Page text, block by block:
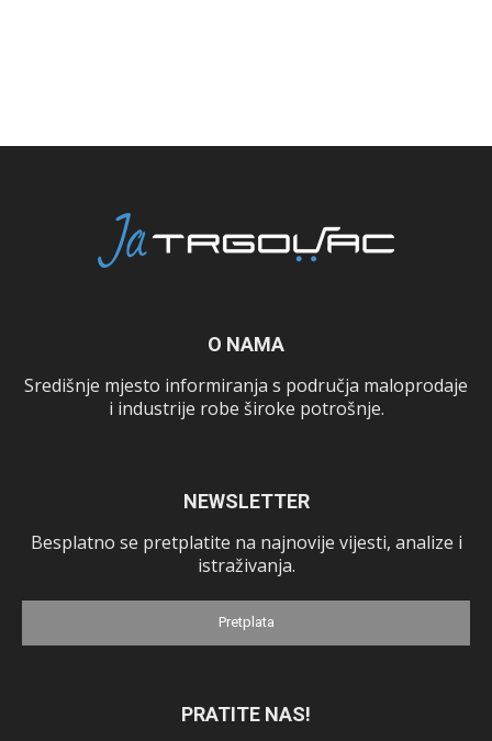
O NAMA
Središnje mjesto informiranja s područja maloprodaje
i industrije robe široke potrošnje.
NEWSLETTER
Besplatno se pretplatite na najnovije vijesti, analize i
istraživanja.
Pretplata
PRATITE NAS!